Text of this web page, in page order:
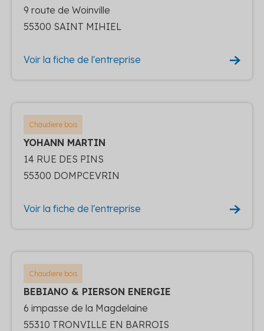
9 route de Woinville
55300 SAINT MIHIEL
Voir la fiche de l'entreprise
Chaudiere bois
YOHANN MARTIN
14 RUE DES PINS
55300 DOMPCEVRIN
Voir la fiche de l'entreprise
Chaudiere bois
BEBIANO & PIERSON ENERGIE
6 impasse de la Magdelaine
55310 TRONVILLE EN BARROIS